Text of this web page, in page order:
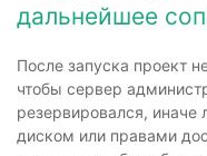
дальнейшее
После запуска проект
чтобы сервер
резервировался,
диском или правами